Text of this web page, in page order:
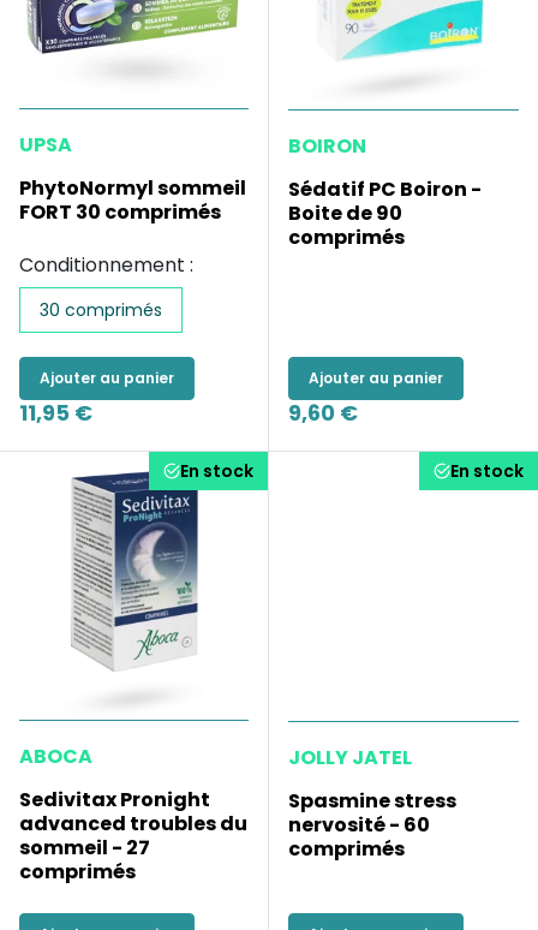
UPSA
PhytoNormyl sommeil
FORT 30 comprimés
Conditionnement :
30 comprimés
Ajouter au panier
11,95 €
BOIRON
Sédatif PC Boiron -
Boite de 90
comprimés
Ajouter au panier
9,60 €
En stock
ABOCA
Sedivitax Pronight
advanced troubles du
sommeil - 27
comprimés
En stock
JOLLY JATEL
Spasmine stress
nervosité - 60
comprimés